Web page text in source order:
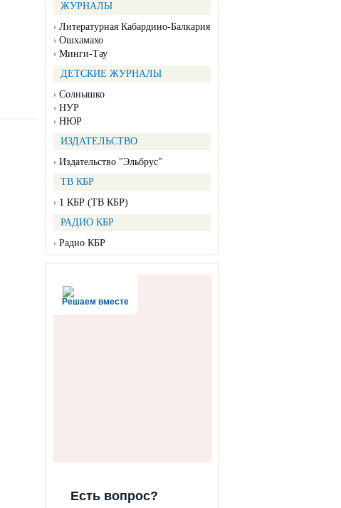
ЖУРНАЛЫ
Литературная Кабардино-Балкария
Ошхамахо
Минги-Тау
ДЕТСКИЕ ЖУРНАЛЫ
Солнышко
НУР
НЮР
ИЗДАТЕЛЬСТВО
Издательство "Эльбрус"
ТВ КБР
1 КБР (ТВ КБР)
РАДИО КБР
Радио КБР
Решаем вместе
Есть вопрос?